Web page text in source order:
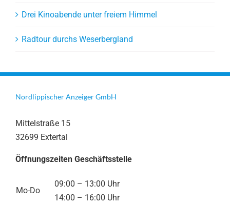
Drei Kinoabende unter freiem Himmel
Radtour durchs Weserbergland
Nordlippischer Anzeiger GmbH
Mittelstraße 15
32699 Extertal
Öffnungszeiten Geschäftsstelle
Mo-Do
09:00 – 13:00 Uhr
14:00 – 16:00 Uhr